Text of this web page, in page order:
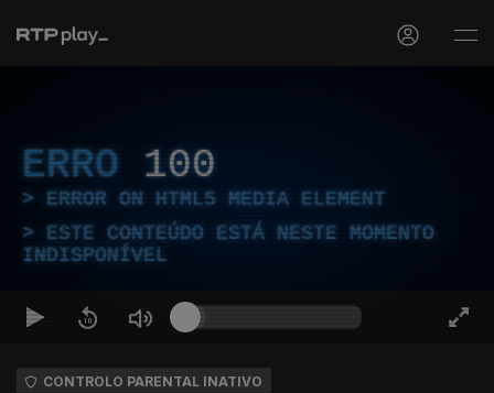
ERRO 100
ERROR ON HTML5 MEDIA ELEMENT
ESTE CONTEÚDO ESTÁ NESTE MOMENTO
INDISPONÍVEL
CONTROLO PARENTAL INATIVO